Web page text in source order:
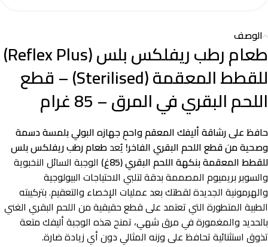
الوصف
طعام رطب ريفلكس بلس (Reflex Plus)
للقطط المعقمة (Sterilised) – قطع
اللحم البقري في المرق – 85 غرام
حافظ على رشاقة أليفك المعقم واحمِ جهازه البولي بلمسة دسمة
وصحية من قطع اللحم البقري الفاخر! يُعدطعام رطب ريفلكس بلس
للقطط المعقمة بنكهة اللحم البقري (85غ)
الوجبة السائل النخبوية
والسوبر بريميوم المصممة بدقة لتلبي الاحتياجات البيولوجية
والهرمونية الجديدة لقطتك بعد عمليات الإخصاء والتعقيم. بتركيبته
الطبية المتطورة التي تعتمد على قطع حقيقية من اللحم البقري الغني
بالحديد والمغمورة في مرق شهي، تمنح هذه الوجبة أليفك متعة
تذوق استثنائية تحافظ على وزنه المثالي دون أي زيادة ضارة.